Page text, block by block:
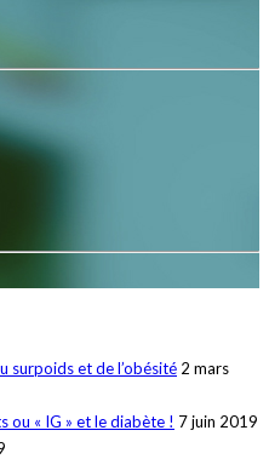
surpoids et de l’obésité 2 mars
ou « IG » et le diabète ! 7 juin 2019